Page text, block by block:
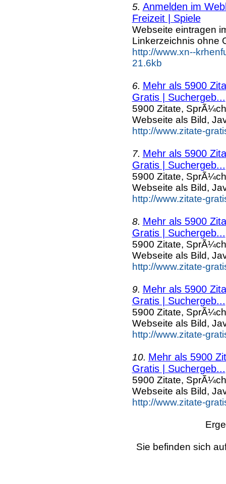
5. Anmelden im
Freizeit | Spiele
Webseite eintragen
Linkerzeichnis ohne
http://www.xn--
21.6kb
6. Mehr als 5900
Gratis | Suchergeb...
5900 Zitate,
Webseite als Bild,
http://www.zitate-
7. Mehr als 5900
Gratis | Suchergeb...
5900 Zitate,
Webseite als Bild,
http://www.zitate-
8. Mehr als 5900
Gratis | Suchergeb...
5900 Zitate,
Webseite als Bild,
http://www.zitate-
9. Mehr als 5900
Gratis | Suchergeb...
5900 Zitate,
Webseite als Bild,
http://www.zitate-
10. Mehr als 5900
Gratis | Suchergeb...
5900 Zitate,
Webseite als Bild,
http://www.zitate-
Sie befinden sich